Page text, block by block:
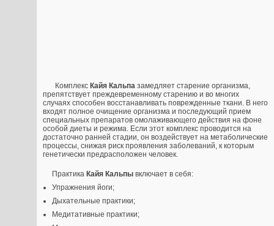
Комплекс Кайя Кальпа замедляет старение организма,
препятствует преждевременному старению и во многих
случаях способен восстанавливать поврежденные ткани. В него
входят полное очищение организма и последующий прием
специальных препаратов омолаживающего действия на фоне
особой диеты и режима. Если этот комплекс проводится на
достаточно ранней стадии, он воздействует на метаболические
процессы, снижая риск проявления заболеваний, к которым
генетически предрасположен человек.
Практика Кайя Кальпы включает в себя:
Упражнения йоги;
Дыхательные практики;
Медитативные практики;